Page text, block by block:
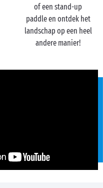
of een stand-up
paddle en ontdek het
landschap op een heel
andere manier!